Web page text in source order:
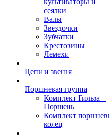
культиваторы и
сеялки
Валы
Звёздочки
Зубчатки
Крестовины
Лемехи
Цепи и звенья
Поршневая группа
Комплект Гильза +
Поршень
Комплект
колец